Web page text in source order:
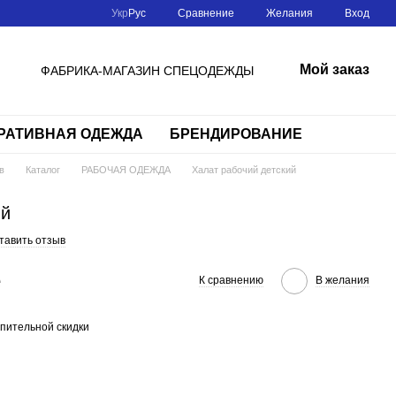
Укр Рус Сравнение Желания Вход
ФАБРИКА-МАГАЗИН СПЕЦОДЕЖДЫ Мой заказ
ОДЕЖДА БРЕНДИРОВАНИЕ
Каталог РАБОЧАЯ ОДЕЖДА
Халат рабочий детский
отзыв
К сравнению В желания
скидки